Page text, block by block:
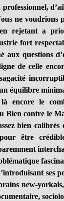
ne voudrions
en rejetant a
fort
aux questions
de celle
équilibre
encore le
Bien contre le
bien
être
ses
new-